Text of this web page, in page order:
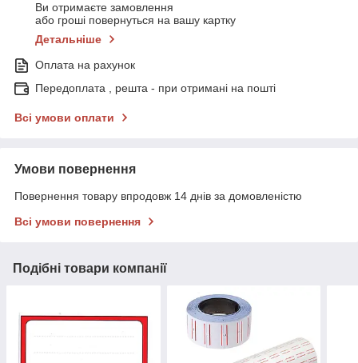
Ви отримаєте замовлення
або гроші повернуться на вашу картку
Детальніше
Оплата на рахунок
Передоплата , решта - при отримані на пошті
Всі умови оплати
Умови повернення
Повернення товару впродовж 14 днів за домовленістю
Всі умови повернення
Подібні товари компанії